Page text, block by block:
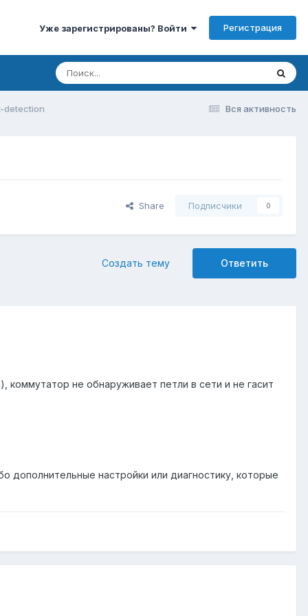
Уже зарегистрированы? Войти Регистрация
Вся активность
detection
Share Подписчики 0
Ответить
Создать тему
коммутатор не обнаруживает петли в сети и не гасит
настройки или диагностику, которые